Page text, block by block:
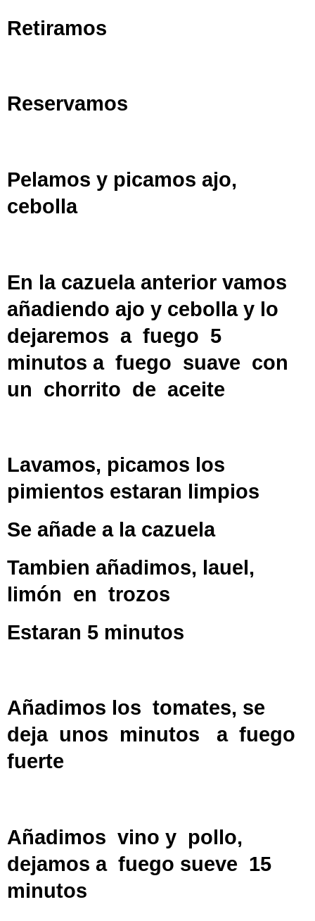
Retiramos
Reservamos
Pelamos y picamos ajo,
cebolla
En la cazuela anterior vamos
añadiendo ajo y cebolla y lo
dejaremos a fuego 5
minutos a fuego suave con
un chorrito de aceite
Lavamos, picamos los
pimientos estaran limpios
Se añade a la cazuela
Tambien añadimos, lauel,
limón en trozos
Estaran 5 minutos
Añadimos los tomates, se
deja unos minutos a fuego
fuerte
Añadimos vino y pollo,
dejamos a fuego sueve 15
minutos